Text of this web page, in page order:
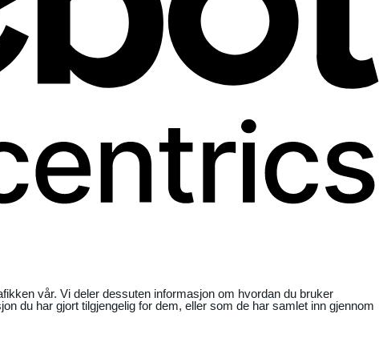
vår. Vi deler dessuten informasjon om hvordan du bruker
du har gjort tilgjengelig for dem, eller som de har samlet inn gjennom